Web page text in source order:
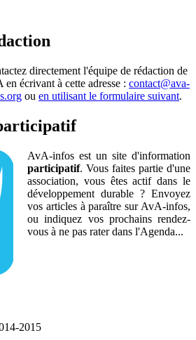
directement l'équipe de rédaction de
en écrivant à cette adresse : contact@ava-
ou en utilisant le formulaire suivant.
AvA-infos est un site d'information
participatif. Vous faites partie d'une
association, vous êtes actif dans le
développement durable ? Envoyez
vos articles à paraître sur AvA-infos,
ou indiquez vos prochains rendez-
vous à ne pas rater dans l'Agenda...
2015